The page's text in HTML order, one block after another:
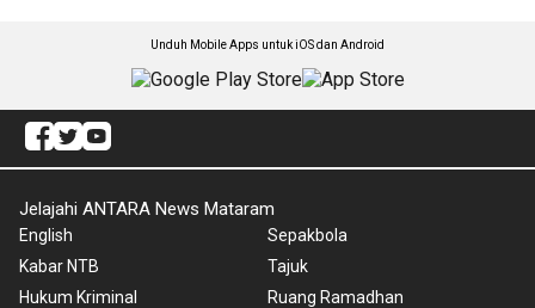
Unduh Mobile Apps untuk iOS dan Android
Jelajahi ANTARA News Mataram
English
Kabar NTB
Hukum Kriminal
Sepakbola
Tajuk
Ruang Ramadhan